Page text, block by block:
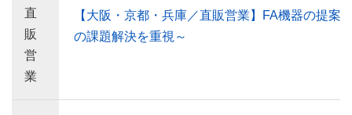
直
販
営
業
【大阪・京都・兵庫／直販営業】FA機器の提案
の課題解決を重視～